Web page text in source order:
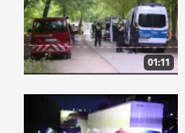
01:11